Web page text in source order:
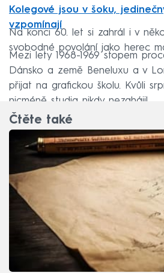
Kolegové jsou v šoku,
vzpomínají
Na konci 60. let si zahrál i v
svobodné povolání jako herec
Mezi lety 1968-1969 stopem
Dánsko a země Beneluxu a v
přijat na grafickou školu. Kvůli
nicméně studia nikdy nezahájil.
Čtěte také